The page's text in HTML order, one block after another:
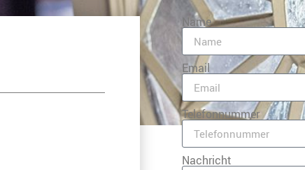
Name
Email
Telefonnummer
Nachricht